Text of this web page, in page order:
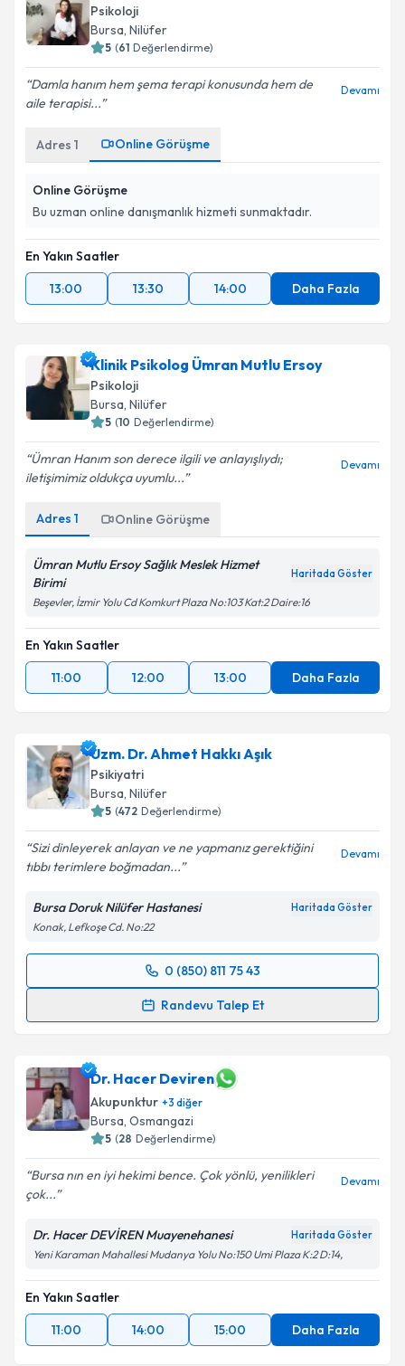
Psikoloji
Bursa, Nilüfer
5 (61 Değerlendirme)
Damla hanım hem şema terapi konusunda hem de
aile terapisi...
Devamı
Adres 1 Online Görüşme
Online Görüşme
Bu uzman online danışmanlık hizmeti sunmaktadır.
En Yakın Saatler
13:00
13:30 14:00 Daha Fazla
Klinik Psikolog Ümran Mutlu Ersoy
Psikoloji
Bursa, Nilüfer
5 (10 Değerlendirme)
Ümran Hanım son derece ilgili ve anlayışlıydı;
iletişimimiz oldukça uyumlu...
Devamı
Adres 1 Online Görüşme
Ümran Mutlu Ersoy Sağlık Meslek Hizmet
Birimi
Haritada Göster
Beşevler, İzmir Yolu Cd Komkurt Plaza No:103 Kat:2 Daire:16
En Yakın Saatler
11:00
12:00 13:00 Daha Fazla
Uzm. Dr. Ahmet Hakkı Aşık
Psikiyatri
Bursa, Nilüfer
5 (472 Değerlendirme)
Sizi dinleyerek anlayan ve ne yapmanız gerektiğini
tıbbı terimlere boğmadan...
Devamı
Bursa Doruk Nilüfer Hastanesi Haritada Göster
Konak, Lefkoşe Cd. No:22
0 (850) 811 75 43
Randevu Talep Et
Randevu Takvimi Talebi
için bir takvim hazırlandığında e-posta ile
bilgilendireceğiz.
E-posta Adresiniz
Metni'ni okudum ve kişisel verilerimin belirtilen
kapsamda işlenmesini kabul ediyorum.
Takvim Talebini Gönder
Dr. Hacer Deviren
Akupunktur +3 diğer
Bursa, Osmangazi
5 (28 Değerlendirme)
Bursa nın en iyi hekimi bence. Çok yönlü, yenilikleri
çok...
Devamı
Dr. Hacer DEVİREN Muayenehanesi Haritada Göster
Yeni Karaman Mahallesi Mudanya Yolu No:150 Umi Plaza K:2 D:14,
En Yakın Saatler
11:00
14:00 15:00 Daha Fazla